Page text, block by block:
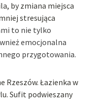
by zmiana miejsca
stresująca
to nie tylko
emocjonalna
przygotowania.
Rzeszów. Łazienka w
Sufit podwieszany